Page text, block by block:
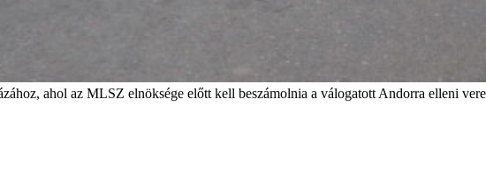
ahol az MLSZ elnöksége előtt kell beszámolnia a válogatott Andorra elleni